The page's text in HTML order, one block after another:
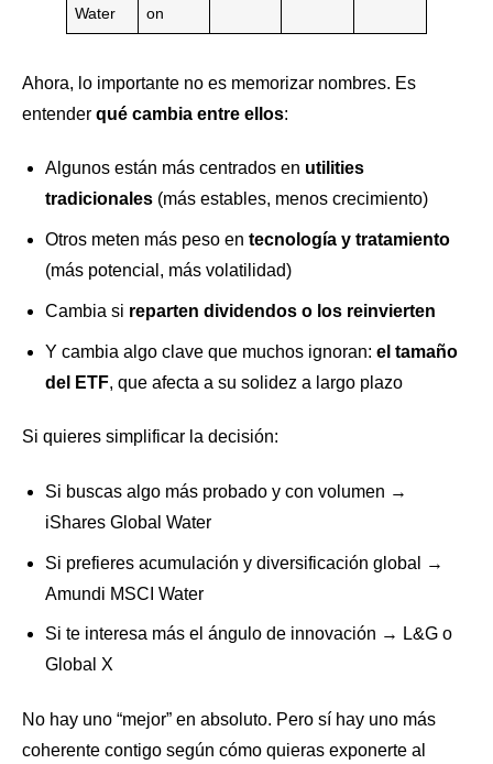
Water
on
Ahora, lo importante no es memorizar nombres. Es
entender qué cambia entre ellos:
Algunos están más centrados en utilities
tradicionales(más estables, menos crecimiento)
Otros meten más peso en tecnología y tratamiento
(más potencial, más volatilidad)
Cambia si reparten dividendos o los reinvierten
Y cambia algo clave que muchos ignoran: el tamaño
del ETF, que afecta a su solidez a largo plazo
Si quieres simplificar la decisión:
Si buscas algo más probado y con volumen →
iShares Global Water
Si prefieres acumulación y diversificación global →
Amundi MSCI Water
Si te interesa más el ángulo de innovación → L&G o
Global X
No hay uno “mejor” en absoluto. Pero sí hay uno más
coherente contigo según cómo quieras exponerte al